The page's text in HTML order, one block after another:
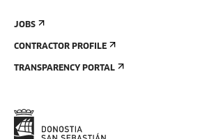
JOBS
CONTRACTOR PROFILE
TRANSPARENCY PORTAL